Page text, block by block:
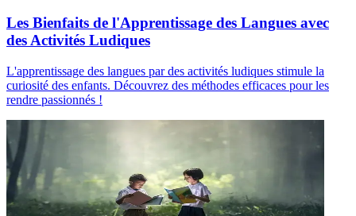
Les Bienfaits de l'Apprentissage des Langues avec
des Activités Ludiques
L'apprentissage des langues par des activités ludiques stimule la
curiosité des enfants. Découvrez des méthodes efficaces pour les
rendre passionnés !